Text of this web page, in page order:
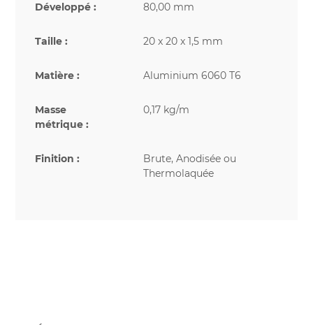
Développé : 80,00 mm
Taille : 20 x 20 x 1,5 mm
Matière : Aluminium 6060 T6
Masse
métrique :
0,17 kg/m
Finition :
Brute, Anodisée ou
Thermolaquée